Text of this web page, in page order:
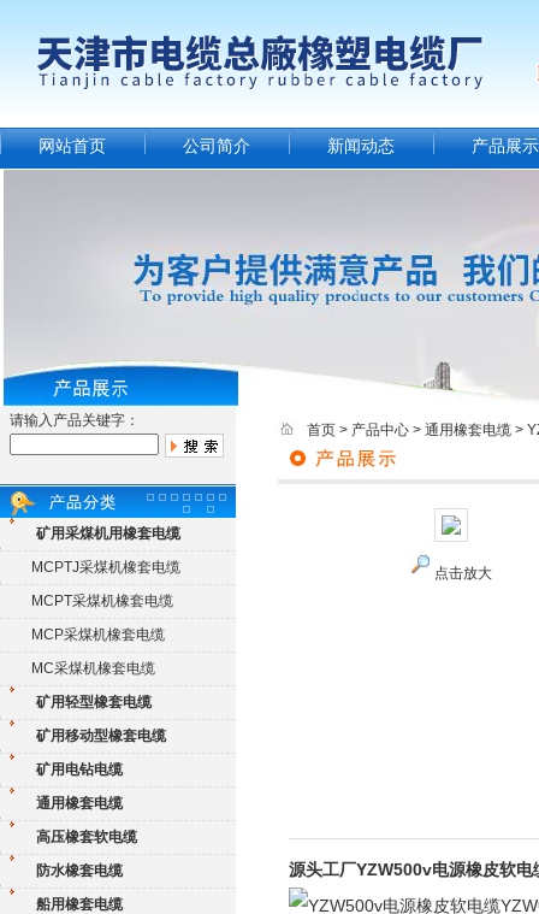
网站首页 公司简介 新闻动态 产品展示
请输入产品关键字：
矿用采煤机用橡套电缆
MCPTJ采煤机橡套电缆
MCPT采煤机橡套电缆
MCP采煤机橡套电缆
MC采煤机橡套电缆
矿用轻型橡套电缆
矿用移动型橡套电缆
矿用电钻电缆
通用橡套电缆
高压橡套软电缆
防水橡套电缆
船用橡套电缆
首页 > 产品中心 > 通用橡套电缆 >
点击放大
源头工厂YZW500v电源橡皮软电